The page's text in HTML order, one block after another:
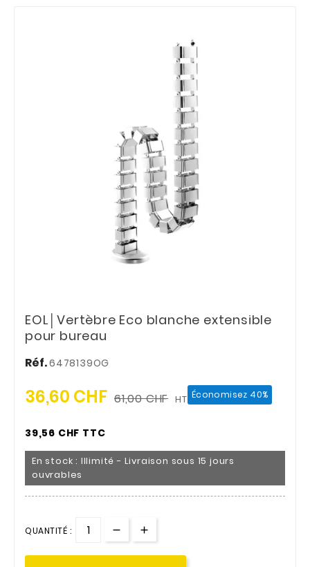
EOL│Vertèbre Eco blanche extensible
pour bureau
Réf.6478139OG
36,60 CHF 61,00 CHF HT Économisez 40%
39,56 CHF TTC
En stock : Illimité - Livraison sous 15 jours
ouvrables
QUANTITÉ :